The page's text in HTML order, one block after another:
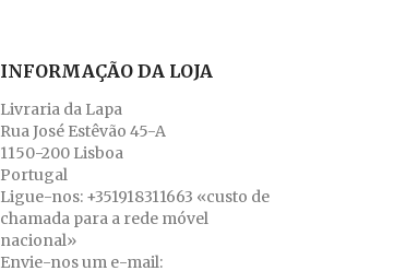
INFORMAÇÃO DA LOJA
Livraria da Lapa
Rua José Estêvão 45-A
1150-200 Lisboa
Portugal
Ligue-nos: +351918311663 «custo de
chamada para a rede móvel
nacional»
Envie-nos um e-mail: